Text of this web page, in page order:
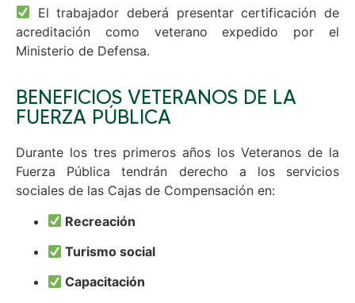
El trabajador deberá presentar certificación de
acreditación como veterano expedido por el
Ministerio de Defensa.
BENEFICIOS VETERANOS DE LA
FUERZA PÚBLICA
Durante los tres primeros años los Veteranos de la
Fuerza Pública tendrán derecho a los servicios
sociales de las Cajas de Compensación en:
Recreación
Turismo social
Capacitación